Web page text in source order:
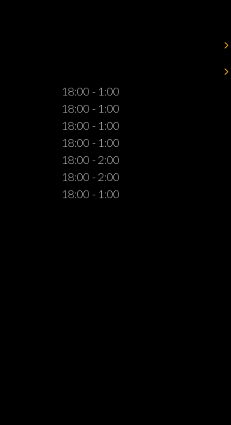
18:00 - 1:00
18:00 - 1:00
18:00 - 1:00
18:00 - 1:00
18:00 - 2:00
18:00 - 2:00
18:00 - 1:00